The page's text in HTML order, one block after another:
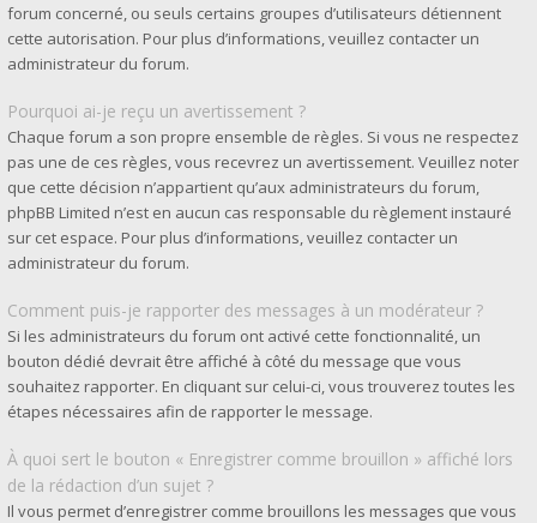
forum concerné, ou seuls certains groupes d’utilisateurs détiennent
cette autorisation. Pour plus d’informations, veuillez contacter un
administrateur du forum.
Pourquoi ai-je reçu un avertissement ?
Chaque forum a son propre ensemble de règles. Si vous ne respectez
pas une de ces règles, vous recevrez un avertissement. Veuillez noter
que cette décision n’appartient qu’aux administrateurs du forum,
phpBB Limited n’est en aucun cas responsable du règlement instauré
sur cet espace. Pour plus d’informations, veuillez contacter un
administrateur du forum.
Comment puis-je rapporter des messages à un modérateur ?
Si les administrateurs du forum ont activé cette fonctionnalité, un
bouton dédié devrait être affiché à côté du message que vous
souhaitez rapporter. En cliquant sur celui-ci, vous trouverez toutes les
étapes nécessaires afin de rapporter le message.
À quoi sert le bouton « Enregistrer comme brouillon » affiché lors
de la rédaction d’un sujet ?
Il vous permet d’enregistrer comme brouillons les messages que vous